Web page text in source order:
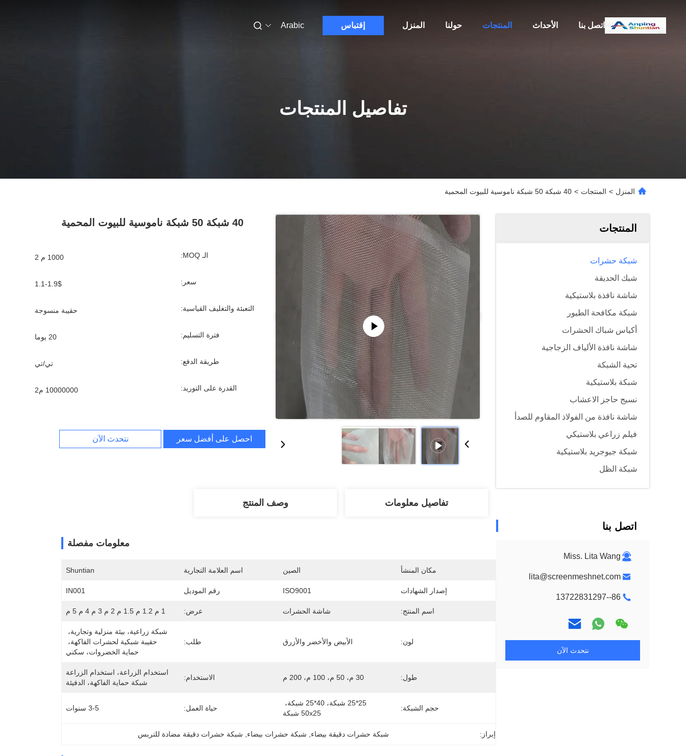
المنزل حولنا المنتجات الأحداث اتصل بنا إقتباس Arabic
تفاصيل المنتجات
المنزل > المنتجات > 40 شبكة 50 شبكة ناموسية للبيوت المحمية
المنتجات
شبكة حشرات
شبك الحديقة
شاشة نافذة بلاستيكية
شبكة مكافحة الطيور
أكياس شباك الحشرات
شاشة نافذة الألياف الزجاجية
تحية الشبكة
شبكة بلاستيكية
نسيج حاجز الاعشاب
شاشة نافذة من الفولاذ المقاوم للصدأ
فيلم زراعي بلاستيكي
شبكة جيوجريد بلاستيكية
شبكة الظل
اتصل بنا
Miss. Lita Wang
lita@screenmeshnet.com
86--13722831297
نتحدث الآن
40 شبكة 50 شبكة ناموسية للبيوت المحمية
الـ MOQ: 1000 م 2
سعر: 1.1-1.9$
التعبئة والتغليف القياسية: حقيبة منسوجة
فترة التسليم: 20 يوما
طريقة الدفع: تي/تي
القدرة على التوريد: 10000000 م2
احصل على أفضل سعر نتحدث الآن
تفاصيل معلومات وصف المنتج
معلومات مفصلة
مكان المنشأ الصين اسم العلامة التجارية Shuntian
إصدار الشهادات ISO9001 رقم الموديل IN001
اسم المنتج: شاشة الحشرات عرض: 1 م 1.2 م 1.5 م 2 م 3 م 4 م 5 م
لون: الأبيض والأخضر والأزرق طلب:
حماية الخضروات، سكني
طول: 30 م، 50 م، 100 م، 200 م الاستخدام:
شبكة حماية الفاكهة، الدفيئة
حجم الشبكة:
50x25 شبكة
حياة العمل: 3-5 سنوات
إبراز: شبكة حشرات دقيقة بيضاء شبكة حشرات بيضاء شبكة حشرات دقيقة مضادة للتربس